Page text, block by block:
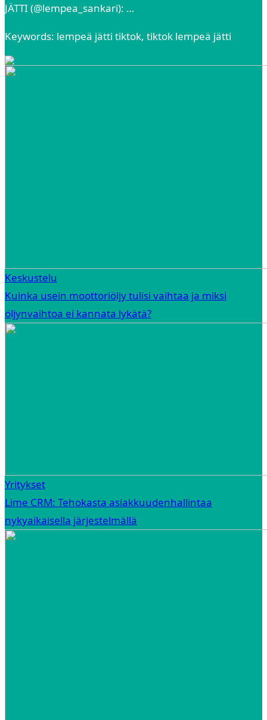
JÄTTI (@lempea_sankari): …
Keywords: lempeä jätti tiktok, tiktok lempeä jätti
Keskustelu
Kuinka usein moottoriöljy tulisi vaihtaa ja miksi
öljynvaihtoa ei kannata lykätä?
Yritykset
Lime CRM: Tehokasta asiakkuudenhallintaa
nykyaikaisella järjestelmällä